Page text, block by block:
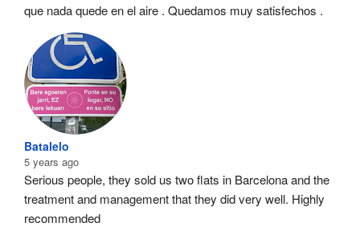
que nada quede en el aire . Quedamos muy satisfechos .
Batalelo
5 years ago
Serious people, they sold us two flats in Barcelona and the
treatment and management that they did very well. Highly
recommended